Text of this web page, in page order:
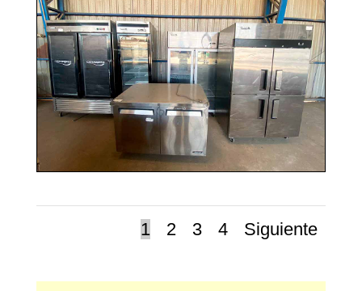
1 2 3 4 Siguiente